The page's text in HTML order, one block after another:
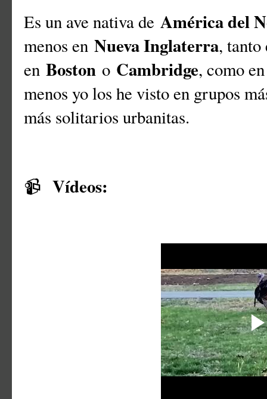
Es un ave nativa de América del
menos en Nueva Inglaterra, tanto
en Boston o Cambridge, como
menos yo los he visto en grupos
más solitarios urbanitas.
📹 Vídeos: